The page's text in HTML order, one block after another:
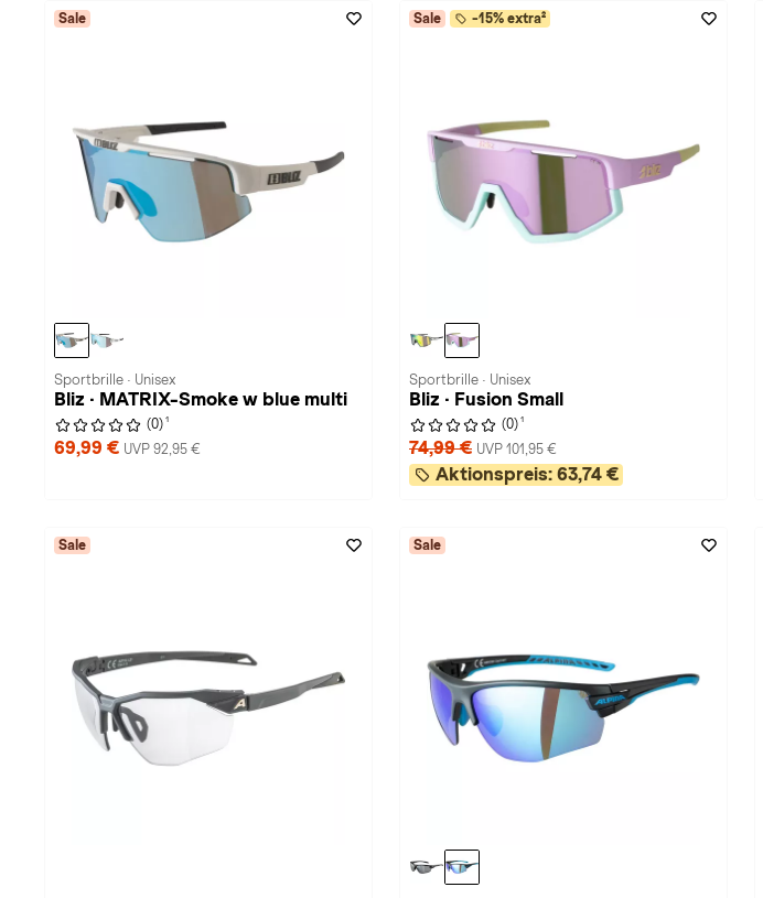
Sale
Sportbrille · Unisex
Bliz · MATRIX-Smoke w blue multi
(0) 1
69,99 € UVP 92,95 €
Sale -15% extra²
Sportbrille · Unisex
Bliz · Fusion Small
(0) 1
74,99 € UVP 101,95 €
Aktionspreis: 63,74 €
Sale Sale